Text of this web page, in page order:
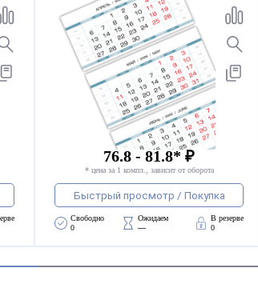
76.8 - 81.8* ₽
* цена за 1 компл., зависит от оборота
Быстрый просмотр / Покупка
Свободно
0
Ожидаем
—
В резерве
0